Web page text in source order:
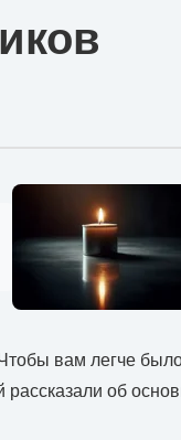
вам легче
рассказали об